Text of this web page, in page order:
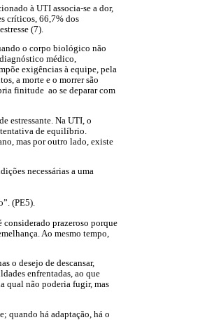
à UTI associa-se a dor,
críticos, 66,7% dos
(7).
o corpo biológico não
médico,
exigências à equipe, pela
a morte e o morrer são
finitude ao se deparar com
estressante. Na UTI, o
tentativa de equilíbrio.
mas por outro lado, existe
necessárias a uma
(PE5).
considerado prazeroso porque
Ao mesmo tempo,
o desejo de descansar,
enfrentadas, ao que
qual não poderia fugir, mas
quando há adaptação, há o